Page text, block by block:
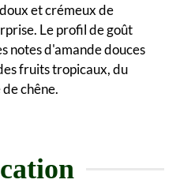
et crémeux de
Le profil de goût
notes d'amande douces
fruits tropicaux, du
chêne.